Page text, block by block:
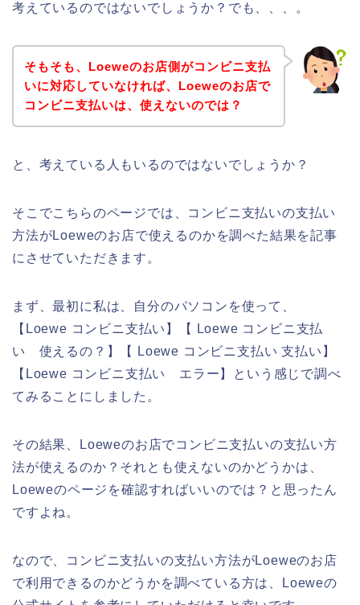
考えているのではないでしょうか？でも、、、。
そもそも、Loeweのお店側がコンビニ支払
いに対応していなければ、Loeweのお店で
コンビニ支払いは、使えないのでは？
と、考えている人もいるのではないでしょうか？
そこでこちらのページでは、コンビニ支払いの支払い
方法がLoeweのお店で使えるのかを調べた結果を記事
にさせていただきます。
まず、最初に私は、自分のパソコンを使って、
【Loewe コンビニ支払い】【 Loewe コンビニ支払
い 使えるの？】【 Loewe コンビニ支払い 支払い】
【Loewe コンビニ支払い エラー】という感じで調べ
てみることにしました。
その結果、Loeweのお店でコンビニ支払いの支払い方
法が使えるのか？それとも使えないのかどうかは、
Loeweのページを確認すればいいのでは？と思ったん
ですよね。
なので、コンビニ支払いの支払い方法がLoeweのお店
で利用できるのかどうかを調べている方は、Loeweの